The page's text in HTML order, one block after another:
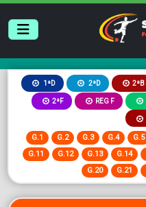
1ªD 2ªD 2ªB
2ªF REG F
G.1 G.2 G.3 G.4 G.5
G.11
G.12 G.13 G.14
G.20
G.21